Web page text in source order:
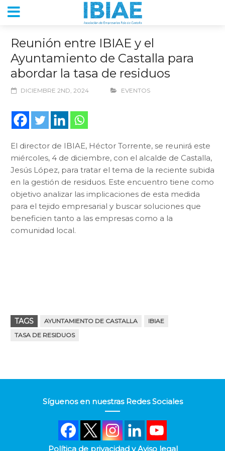
Reunión entre IBIAE y el
Ayuntamiento de Castalla para
abordar la tasa de residuos
DICIEMBRE 2ND, 2024 EVENTOS
El director de IBIAE, Héctor Torrente, se reunirá este
miércoles, 4 de diciembre, con el alcalde de Castalla,
Jesús López, para tratar el tema de la reciente subida
en la gestión de residuos. Este encuentro tiene como
objetivo analizar las implicaciones de esta medida
para el tejido empresarial y buscar soluciones que
beneficien tanto a las empresas como a la
comunidad local.
TAGS AYUNTAMIENTO DE CASTALLA
IBIAE
TASA DE RESIDUOS
Síguenos en nuestras Redes Sociales
Política de privacidad y Aviso legal